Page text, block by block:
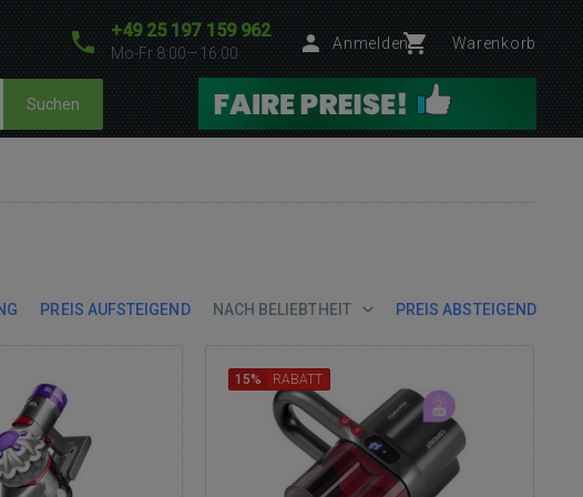
+49 25 197 159 962
Mo-Fr 8:00—16:00
Anmelden Warenkorb
Suchen
PREIS AUFSTEIGEND NACH BELIEBTHEIT PREIS ABSTEIGEND
15% RABATT